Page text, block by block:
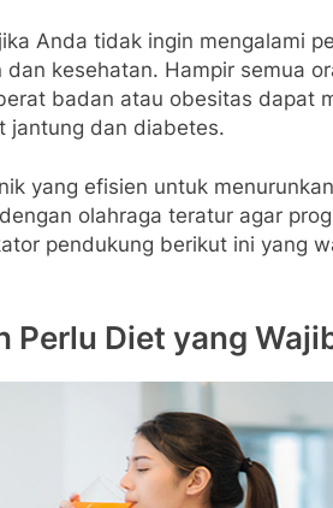
Anda tidak ingin mengalami
kesehatan. Hampir semua
badan atau obesitas dapat
jantung dan diabetes.
yang efisien untuk
olahraga teratur agar
pendukung berikut ini yang
Perlu Diet yang